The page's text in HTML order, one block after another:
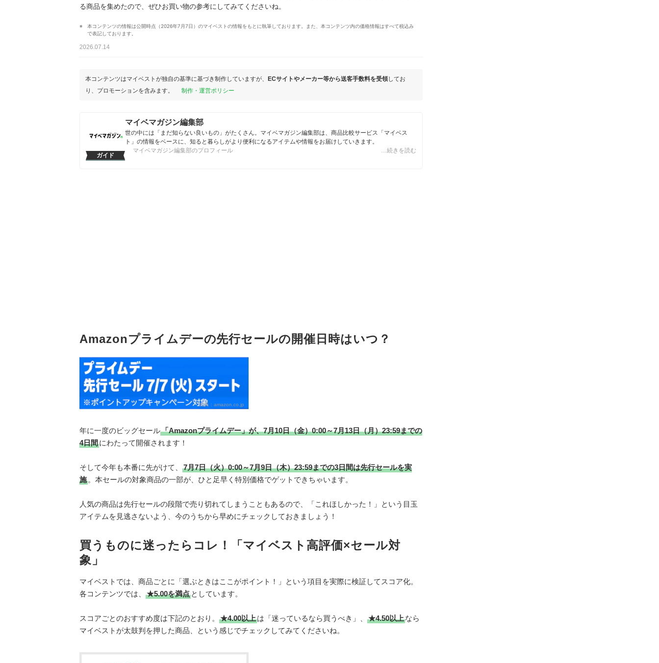
る商品を集めたので、ぜひお買い物の参考にしてみてくださいね。
本コンテンツの情報は公開時点（2026年7月7日）のマイベストの情報をもとに執筆しております。また、本コンテンツ内の価格情報はすべて税込み
で表記しております。
2026.07.14
本コンテンツはマイベストが独自の基準に基づき制作していますが、 ECサイトやメーカー等から送客手数料を受領してお
り、プロモーションを含みます。
制作・運営ポリシー
ガイド
マイベマガジン編集部
世の中には「まだ知らない良いもの」がたくさん。マイベマガジン編集部は、商品比較サービス「マイベス
ト」の情報をベースに、知ると暮らしがより便利になるアイテムや情報をお届けしていきます。
マイベマガジン編集部のプロフィール
…続きを読む
Amazonプライムデーの先行セールの開催日時はいつ？
出典： amazon.co.jp
年に一度のビッグセール「Amazonプライムデー」が、7月10日（金）0:00～7月13日（月）23:59までの
4日間にわたって開催されます！
そして今年も本番に先がけて、
7月7日（火）0:00～7月9日（木）23:59までの3日間は先行セールを実
施。本セールの対象商品の一部が、ひと足早く特別価格でゲットできちゃいます。
人気の商品は先行セールの段階で売り切れてしまうこともあるので、「これほしかった！」という目玉
アイテムを見逃さないよう、今のうちから早めにチェックしておきましょう！
買うものに迷ったらコレ！「マイベスト高評価×セール対
象」
マイベストでは、商品ごとに「選ぶときはここがポイント！」という項目を実際に検証してスコア化。
各コンテンツでは、
★5.00を満点 としています。
スコアごとのおすすめ度は下記のとおり。 ★4.00以上は「迷っているなら買うべき」、 ★4.50以上なら
マイベストが太鼓判を押した商品、という感じでチェックしてみてくださいね。